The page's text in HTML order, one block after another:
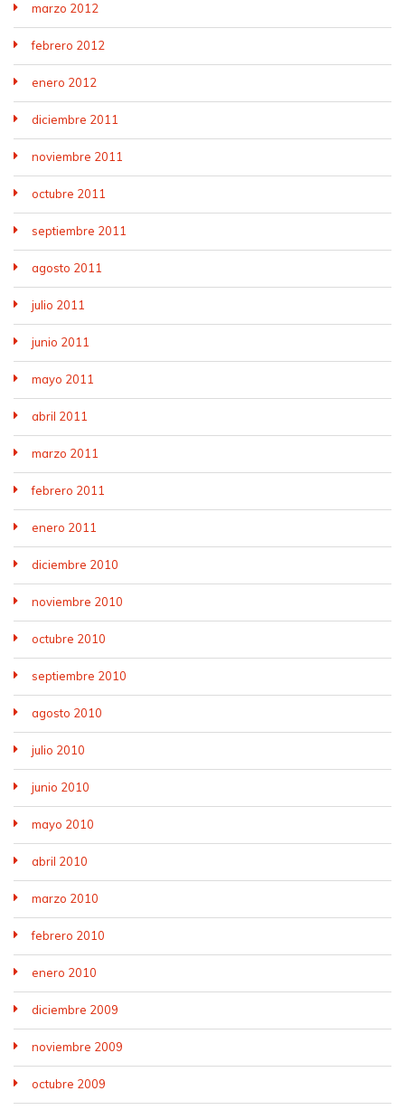
marzo 2012
febrero 2012
enero 2012
diciembre 2011
noviembre 2011
octubre 2011
septiembre 2011
agosto 2011
julio 2011
junio 2011
mayo 2011
abril 2011
marzo 2011
febrero 2011
enero 2011
diciembre 2010
noviembre 2010
octubre 2010
septiembre 2010
agosto 2010
julio 2010
junio 2010
mayo 2010
abril 2010
marzo 2010
febrero 2010
enero 2010
diciembre 2009
noviembre 2009
octubre 2009